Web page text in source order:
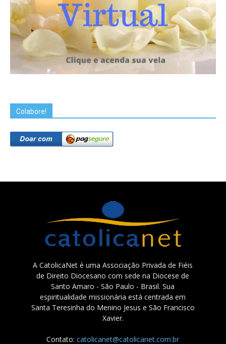
Colabore!
A CatolicaNet é uma Associação Privada de Fiéis
de Direito Diocesano com sede na Diocese de
Santo Amaro - São Paulo - Brasil. Sua
espiritualidade missionária está centrada em
Santa Teresinha do Menino Jesus e São Francisco
Xavier.
Contato:catolicanet@catolicanet.com.br